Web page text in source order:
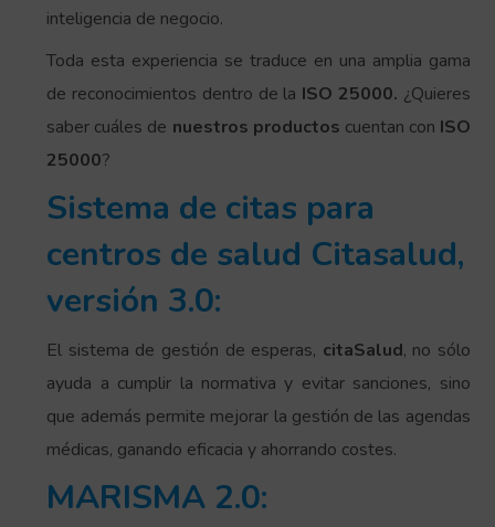
inteligencia de negocio.
Toda esta experiencia se traduce en una amplia gama
de reconocimientos dentro de la ISO 25000. ¿Quieres
saber cuáles de nuestros productos cuentan con ISO
25000?
Sistema de citas para
centros de salud Citasalud,
versión 3.0:
El sistema de gestión de esperas, citaSalud, no sólo
ayuda a cumplir la normativa y evitar sanciones, sino
que además permite mejorar la gestión de las agendas
médicas, ganando eficacia y ahorrando costes.
MARISMA 2.0: